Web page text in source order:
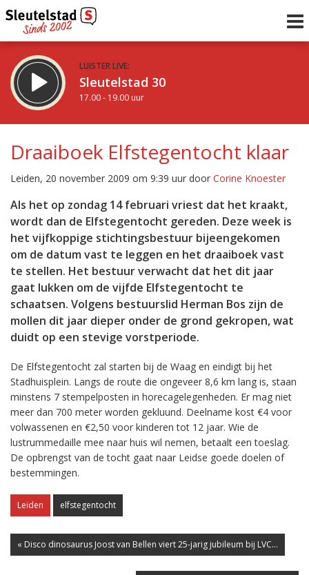
LUISTER LIVE:
Sleutelstad 30
17.00 - 19.00 uur
De avond van Sleutelstad
19.00 - 0.00 uur
Vorig uur
Volgend uur
Inklappen
Draaiboek Elfstegentocht klaar
Leiden, 20 november 2009 om 9:39 uur door Corine Knoester
Als het op zondag 14 februari vriest dat het kraakt,
wordt dan de Elfstegentocht gereden. Deze week is
het vijfkoppige stichtingsbestuur bijeengekomen
om de datum vast te leggen en het draaiboek vast
te stellen. Het bestuur verwacht dat het dit jaar
gaat lukken om de vijfde Elfstegentocht te
schaatsen. Volgens bestuurslid Herman Bos zijn de
mollen dit jaar dieper onder de grond gekropen, wat
duidt op een stevige vorstperiode.
De Elfstegentocht zal starten bij de Waag en eindigt bij het
Stadhuisplein. Langs de route die ongeveer 8,6 km lang is, staan
minstens 7 stempelposten in horecagelegenheden. Er mag niet
meer dan 700 meter worden gekluund. Deelname kost €4 voor
volwassenen en €2,50 voor kinderen tot 12 jaar. Wie de
lustrummedaille mee naar huis wil nemen, betaalt een toeslag.
De opbrengst van de tocht gaat naar Leidse goede doelen of
bestemmingen.
Leiden elfstegentocht
« Disco dinosaurus Joost van Bellen viert 25-jarig jubileum bij LVC...